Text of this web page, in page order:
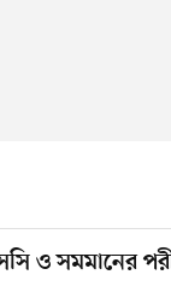
ও সমমানের